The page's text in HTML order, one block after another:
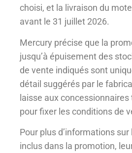
choisi, et la livraison du
avant le 31 juillet 2026.
Mercury précise que la
jusqu’à épuisement des
de vente indiqués sont
détail suggérés par le
laisse aux
pour fixer les conditions de
Pour plus d’informations
inclus dans la promotion,